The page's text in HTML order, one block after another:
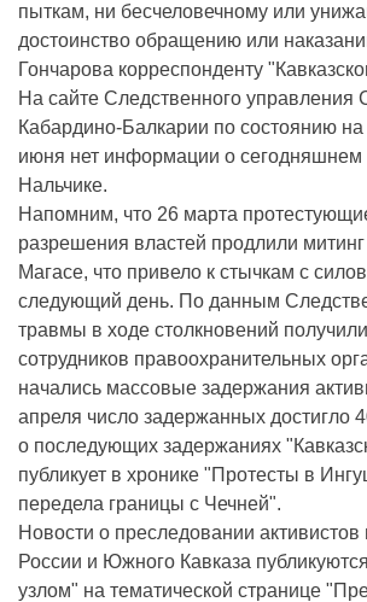
пыткам, ни бесчеловечному или
достоинство обращению или
Гончарова корреспонденту
На сайте Следственного управления
Кабардино-Балкарии по состоянию
июня нет информации о сегодняшнем
Нальчике.
Напомним, что 26 марта
разрешения властей продлили
Магасе, что привело к стычкам с
следующий день. По данным
травмы в ходе столкновений
сотрудников правоохранительных
начались массовые задержания
апреля число задержанных
о последующих задержаниях
публикует в хронике "Протесты в
передела границы с Чечней".
Новости о преследовании активистов
России и Южного Кавказа
узлом" на тематической странице